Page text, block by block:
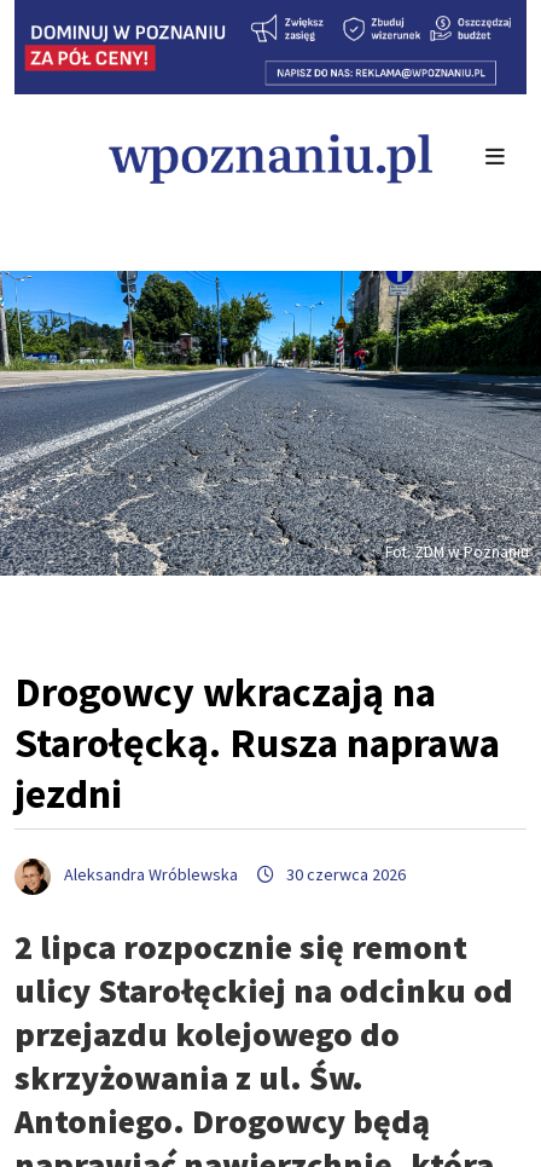
Fot. ZDM w Poznaniu
Drogowcy wkraczają na
Starołęcką. Rusza naprawa
jezdni
Aleksandra Wróblewska 30 czerwca 2026
2 lipca rozpocznie się remont
ulicy Starołęckiej na odcinku od
przejazdu kolejowego do
skrzyżowania z ul. Św.
Antoniego. Drogowcy będą